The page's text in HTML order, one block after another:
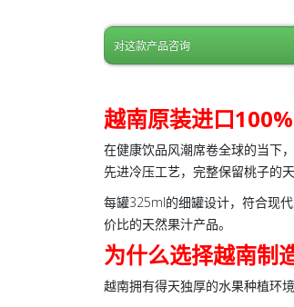
对这款产品咨询
越南原装进口
在健康饮品风潮席卷全球的当下，
先进冷压工艺，完整保留桃子的
每罐325ml的细罐设计，符合现
价比的天然果汁产品。
为什么选择越南制
越南拥有得天独厚的水果种植环